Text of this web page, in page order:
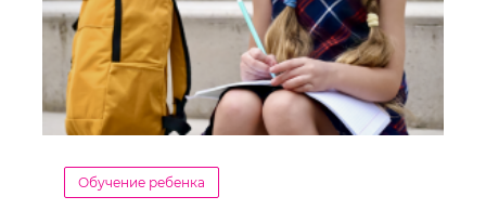
Обучение ребенка